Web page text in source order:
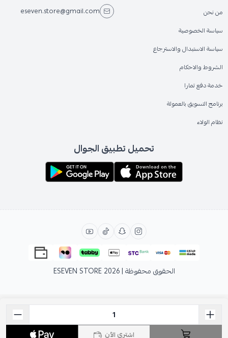
اشتري الآن
من نحن
سياسة الخصوصية
سياسة الاستبدال والاسترجاع
الشروط والاحكام
خدمة دفع تمارا
برنامج التسويق بالعمولة
نظام الولاء
eseven.store@gmail.com
تحميل تطبيق الجوال
الحقوق محفوظة | 2026 ESEVEN STORE